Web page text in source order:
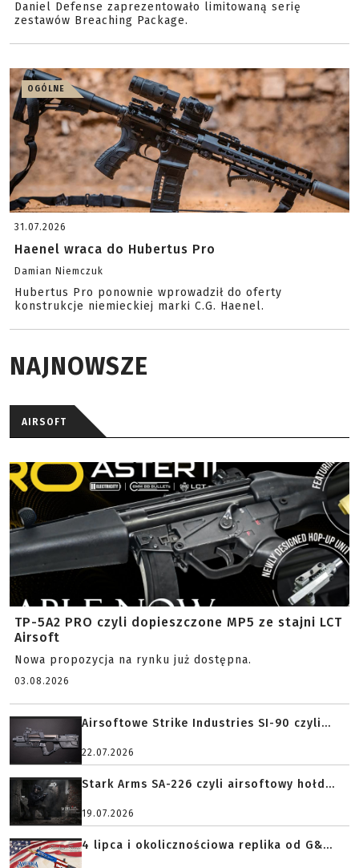
Daniel Defense zaprezentowało limitowaną serię
zestawów Breaching Package.
OGÓLNE
31.07.2026
Haenel wraca do Hubertus Pro
Damian Niemczuk
Hubertus Pro ponownie wprowadził do oferty
konstrukcje niemieckiej marki C.G. Haenel.
NAJNOWSZE
AIRSOFT
TP-5A2 PRO czyli dopieszczone MP5 ze stajni LCT
Airsoft
Nowa propozycja na rynku już dostępna.
03.08.2026
Airsoftowe Strike Industries SI-90 czyli...
22.07.2026
Stark Arms SA-226 czyli airsoftowy hołd...
19.07.2026
4 lipca i okolicznościowa replika od G&...